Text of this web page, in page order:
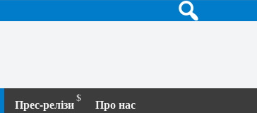
Прес-релізи Про нас